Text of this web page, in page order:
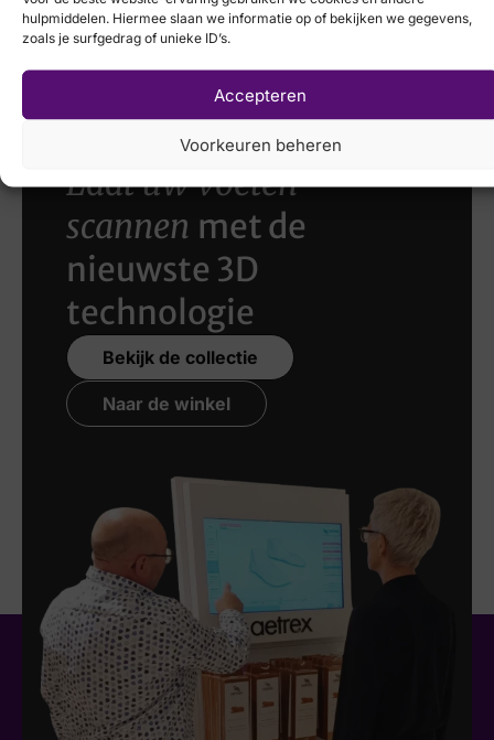
hulpmiddelen. Hiermee slaan we informatie op of bekijken we gegevens,
zoals je surfgedrag of unieke ID’s.
Accepteren
Voorkeuren beheren
€129,95€89,95
€179,95
Laat uw voeten
scannen met de
nieuwste 3D
technologie
Bekijk de collectie
Naar de winkel